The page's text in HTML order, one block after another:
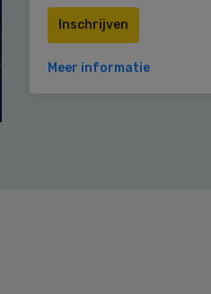
Inschrijven
Meer informatie